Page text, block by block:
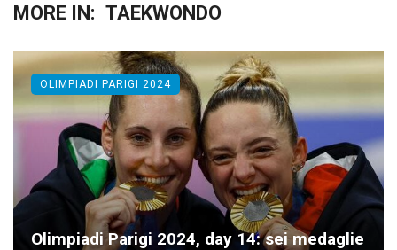
MORE IN: TAEKWONDO
Olimpiadi Parigi 2024, day 14: sei medaglie
OLIMPIADI PARIGI 2024